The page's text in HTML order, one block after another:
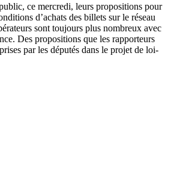
ce mercredi, leurs propositions pour
d’achats des billets sur le réseau
sont toujours plus nombreux avec
Des propositions que les rapporteurs
par les députés dans le projet de loi-